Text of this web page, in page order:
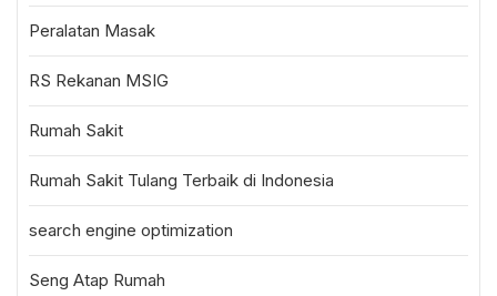
Peralatan Masak
RS Rekanan MSIG
Rumah Sakit
Rumah Sakit Tulang Terbaik di Indonesia
search engine optimization
Seng Atap Rumah